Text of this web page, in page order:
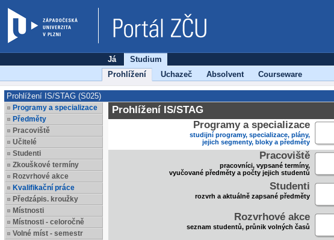
Já
Studium
Prohlížení
Uchazeč Absolvent Courseware
Prohlížení IS/STAG (S025)
Programy a specializace
Předměty
Pracoviště
Učitelé
Studenti
Zkouškové termíny
Rozvrhové akce
Kvalifikační práce
Předzápis. kroužky
Místnosti
Místnosti - celoročně
Volné míst - semestr
Prohlížení IS/STAG
Programy a specializace
studijní programy, specializace, plány,
jejich segmenty, bloky a předměty
Pracoviště
pracovníci, vypsané termíny,
vyučované předměty a počty jejich studentů
Studenti
rozvrh a aktuálně zapsané předměty
Rozvrhové akce
seznam studentů, průnik volných časů